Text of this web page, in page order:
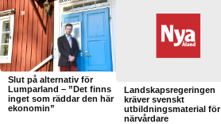
Slut på alternativ för
Lumparland – ”Det finns
inget som räddar den här
ekonomin”
Landskapsregeringen
kräver svenskt
utbildningsmaterial för
närvårdare